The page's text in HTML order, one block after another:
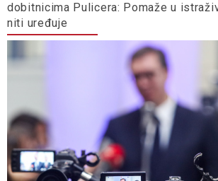
dobitnicima Pulicera: Pomaže u
niti uređuje